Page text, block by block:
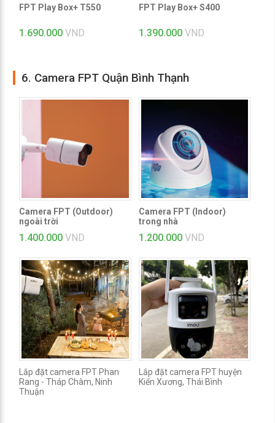
FPT Play Box+ T550
1.690.000 VND
FPT Play Box+ S400
1.390.000 VND
6. Camera FPT Quận Bình Thạnh
Camera FPT (Outdoor)
ngoài trời
1.400.000 VND
Camera FPT (Indoor)
trong nhà
1.200.000 VND
Lắp đặt camera FPT Phan
Rang - Tháp Chàm, Ninh
Thuận
Lắp đặt camera FPT huyện
Kiến Xương, Thái Bình